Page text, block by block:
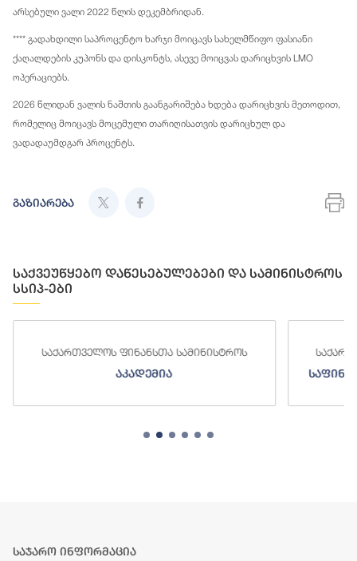
არსებული ვალი 2022 წლის დეკემბრიდან.
**** გადახდილი საპროცენტო ხარჯი მოიცავს სახელმწიფო ფასიანი
ქაღალდების კუპონს და დისკონტს, ასევე მოიცვას დარიცხვის LMO
ოპერაციებს.
2026 წლიდან ვალის ნაშთის გაანგარიშება ხდება დარიცხვის მეთოდით,
რომელიც მოიცავს მოცემული თარიღისათვის დარიცხულ და
ვადადაუმდგარ პროცენტს.
გაზიარება
საქვეუწყებო დაწესებულებები და სამინისტროს
სსიპ-ები
საქართველოს ფინანსთა სამინისტროს
აკადემია
საჯარო ინფორმაცია